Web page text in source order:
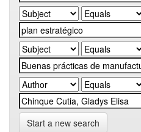
Start a new search